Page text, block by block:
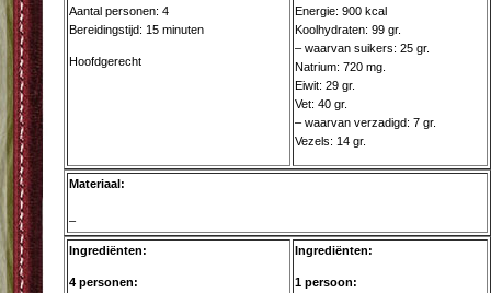
Aantal personen: 4
Bereidingstijd: 15 minuten
Hoofdgerecht
Energie: 900 kcal
Koolhydraten: 99 gr.
– waarvan suikers: 25 gr.
Natrium: 720 mg.
Eiwit: 29 gr.
Vet: 40 gr.
– waarvan verzadigd: 7 gr.
Vezels: 14 gr.
Materiaal:
–
Ingrediënten:
4 personen:
Ingrediënten:
1 persoon: